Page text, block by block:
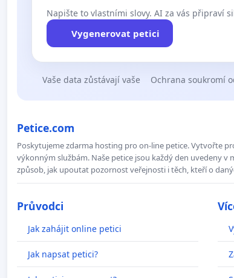
Napište to vlastními slovy. AI za vás připraví
Vygenerovat petici
Vaše data zůstávají vaše Ochrana soukromí
Petice.com
Poskytujeme zdarma hosting pro on-line petice. Vytvořte
výkonným službám. Naše petice jsou každý den uvedeny v
způsob, jak upoutat pozornost veřejnosti i těch, kteří o
Průvodci
Jak zahájit online petici
Jak napsat petici?